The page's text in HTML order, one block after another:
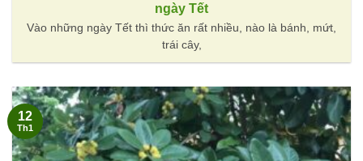
ngày Tết
Vào những ngày Tết thì thức ăn rất nhiều, nào là bánh, mứt,
trái cây,
12
Th1